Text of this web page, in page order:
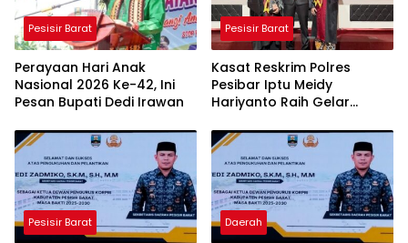
Pesisir Barat
Perayaan Hari Anak
Nasional 2026 Ke-42, Ini
Pesan Bupati Dedi Irawan
Pesisir Barat
Kasat Reskrim Polres
Pesibar Iptu Meidy
Hariyanto Raih Gelar
Pesisir Barat Daerah